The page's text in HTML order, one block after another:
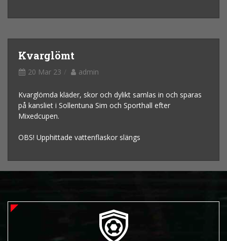
Kvarglömt
20 Mar 23 admin
Kvarglömda kläder, skor och dylikt samlas in och sparas
på kansliet i Sollentuna Sim och Sporthall efter
Mixedcupen.
OBS! Upphittade vattenflaskor slängs